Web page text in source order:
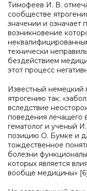
Тимофеев И. В.
сообществе
значении и означает
возникновение
технически
бездействием
этот процесс
Известный немецкий
ятрогению так:
вследствие
поведения лечащего
гематолог и ученый
позицию О. Бумке и
тождественное
болезни
которых является
вообще медицины»